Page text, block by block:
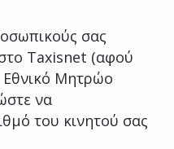
σας
Taxisnet (αφού
Εθνικό Μητρώο
να
του κινητού σας